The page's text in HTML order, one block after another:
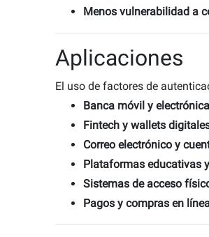
Menos vulnerabilidad a
Aplicaciones
El uso de factores de
Banca móvil y electrónica
Fintech y wallets
Correo electrónico y
Plataformas educativas
Sistemas de acceso
Pagos y compras en